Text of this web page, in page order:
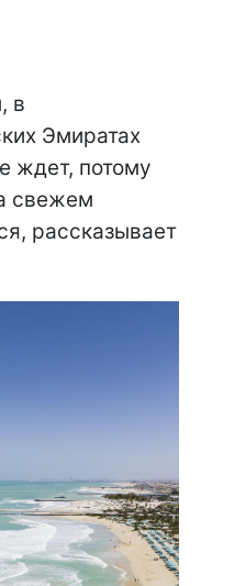
в
Эмиратах
ждет, потому
свежем
рассказывает